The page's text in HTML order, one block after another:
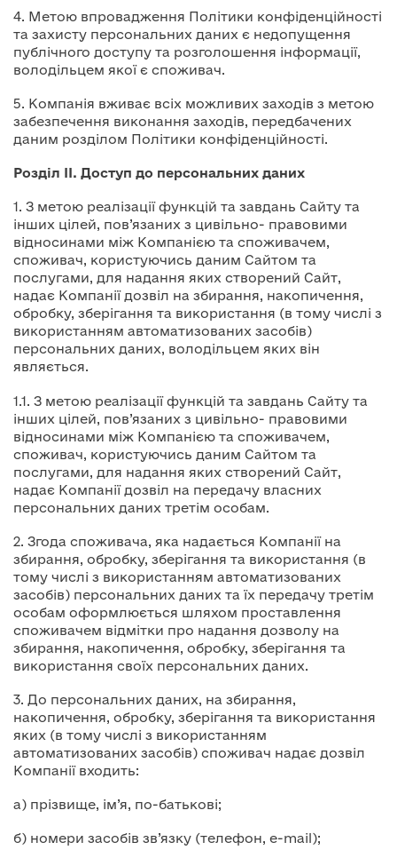
4. Метою впровадження Політики конфіденційності
та захисту персональних даних є недопущення
публічного доступу та розголошення інформації,
володільцем якої є споживач.
5. Компанія вживає всіх можливих заходів з метою
забезпечення виконання заходів, передбачених
даним розділом Політики конфіденційності.
Розділ ІІ. Доступ до персональних даних
1. З метою реалізації функцій та завдань Сайту та
інших цілей, пов’язаних з цивільно- правовими
відносинами між Компанією та споживачем,
споживач, користуючись даним Сайтом та
послугами, для надання яких створений Сайт,
надає Компанії дозвіл на збирання, накопичення,
обробку, зберігання та використання (в тому числі з
використанням автоматизованих засобів)
персональних даних, володільцем яких він
являється.
1.1. З метою реалізації функцій та завдань Сайту та
інших цілей, пов’язаних з цивільно- правовими
відносинами між Компанією та споживачем,
споживач, користуючись даним Сайтом та
послугами, для надання яких створений Сайт,
надає Компанії дозвіл на передачу власних
персональних даних третім особам.
2. Згода споживача, яка надається Компанії на
збирання, обробку, зберігання та використання (в
тому числі з використанням автоматизованих
засобів) персональних даних та їх передачу третім
особам оформлюється шляхом проставлення
споживачем відмітки про надання дозволу на
збирання, накопичення, обробку, зберігання та
використання своїх персональних даних.
3. До персональних даних, на збирання,
накопичення, обробку, зберігання та використання
яких (в тому числі з використанням
автоматизованих засобів) споживач надає дозвіл
Компанії входить:
а) прізвище, ім’я, по-батькові;
б) номери засобів зв’язку (телефон, e-mail);